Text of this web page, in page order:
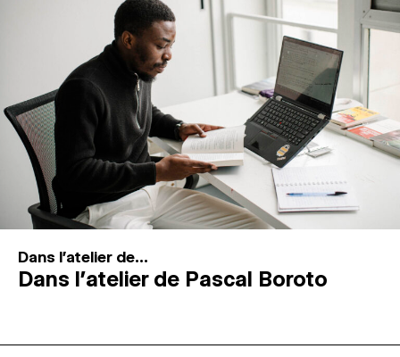
Dans l'atelier de...
Dans l’atelier de Pascal Boroto